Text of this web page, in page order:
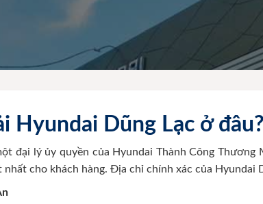
Hyundai Dũng Lạc ở đâu?
đại lý ủy quyền của Hyundai Thành Công
cho khách hàng. Địa chỉ chính xác của Hyundai